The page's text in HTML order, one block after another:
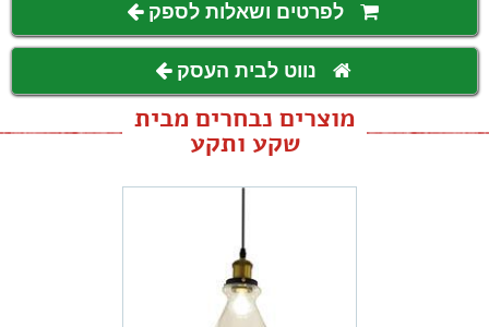
לפרטים ושאלות לספק
נווט לבית העסק
מוצרים נבחרים מבית
שקע ותקע